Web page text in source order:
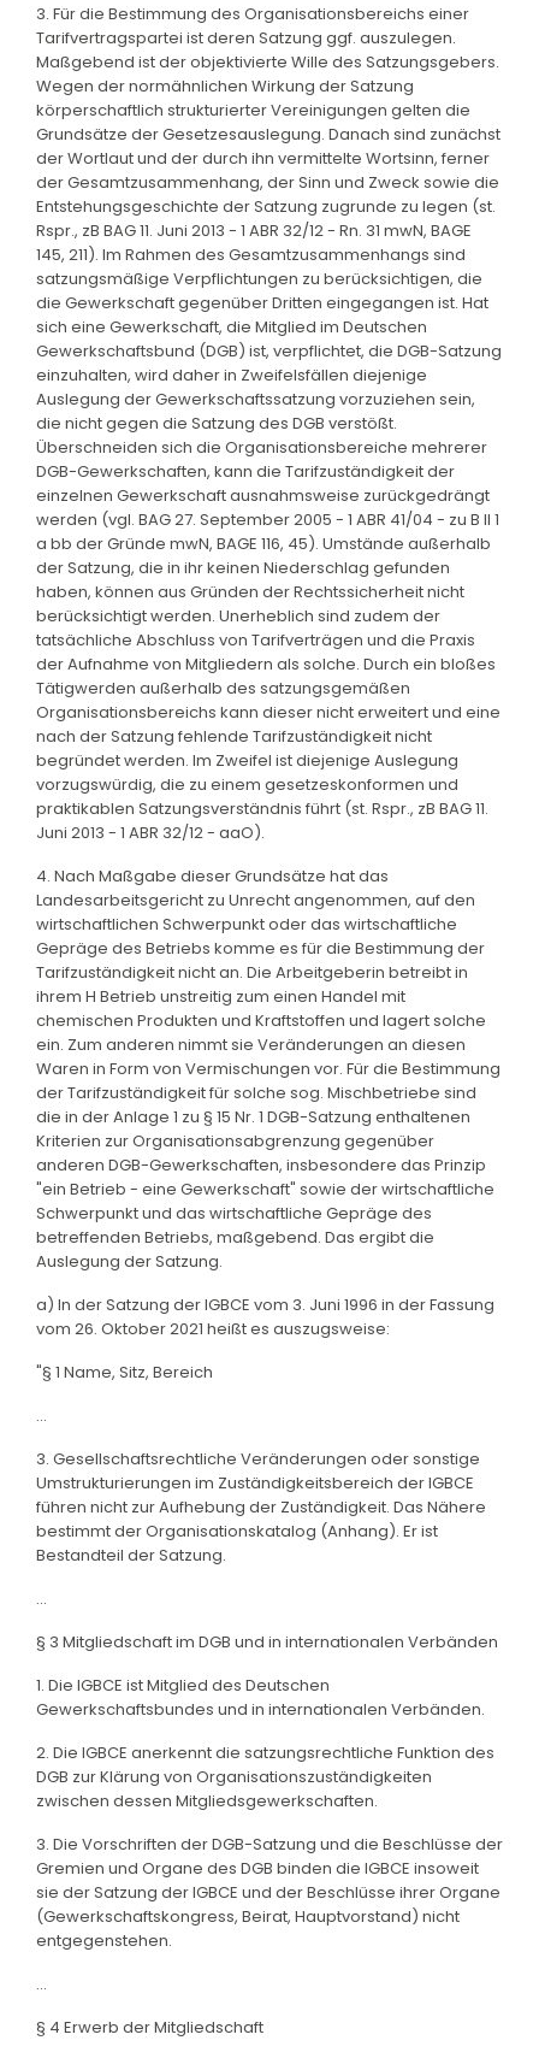
3. Für die Bestimmung des Organisationsbereichs einer
Tarifvertragspartei ist deren Satzung ggf. auszulegen.
Maßgebend ist der objektivierte Wille des Satzungsgebers.
Wegen der normähnlichen Wirkung der Satzung
körperschaftlich strukturierter Vereinigungen gelten die
Grundsätze der Gesetzesauslegung. Danach sind zunächst
der Wortlaut und der durch ihn vermittelte Wortsinn, ferner
der Gesamtzusammenhang, der Sinn und Zweck sowie die
Entstehungsgeschichte der Satzung zugrunde zu legen (st.
Rspr., zB BAG 11. Juni 2013 - 1 ABR 32/12 - Rn. 31 mwN, BAGE
145, 211). Im Rahmen des Gesamtzusammenhangs sind
satzungsmäßige Verpflichtungen zu berücksichtigen, die
die Gewerkschaft gegenüber Dritten eingegangen ist. Hat
sich eine Gewerkschaft, die Mitglied im Deutschen
Gewerkschaftsbund (DGB) ist, verpflichtet, die DGB-Satzung
einzuhalten, wird daher in Zweifelsfällen diejenige
Auslegung der Gewerkschaftssatzung vorzuziehen sein,
die nicht gegen die Satzung des DGB verstößt.
Überschneiden sich die Organisationsbereiche mehrerer
DGB-Gewerkschaften, kann die Tarifzuständigkeit der
einzelnen Gewerkschaft ausnahmsweise zurückgedrängt
werden (vgl. BAG 27. September 2005 - 1 ABR 41/04 - zu B II 1
a bb der Gründe mwN, BAGE 116, 45). Umstände außerhalb
der Satzung, die in ihr keinen Niederschlag gefunden
haben, können aus Gründen der Rechtssicherheit nicht
berücksichtigt werden. Unerheblich sind zudem der
tatsächliche Abschluss von Tarifverträgen und die Praxis
der Aufnahme von Mitgliedern als solche. Durch ein bloßes
Tätigwerden außerhalb des satzungsgemäßen
Organisationsbereichs kann dieser nicht erweitert und eine
nach der Satzung fehlende Tarifzuständigkeit nicht
begründet werden. Im Zweifel ist diejenige Auslegung
vorzugswürdig, die zu einem gesetzeskonformen und
praktikablen Satzungsverständnis führt (st. Rspr., zB BAG 11.
Juni 2013 - 1 ABR 32/12 - aaO).
4. Nach Maßgabe dieser Grundsätze hat das
Landesarbeitsgericht zu Unrecht angenommen, auf den
wirtschaftlichen Schwerpunkt oder das wirtschaftliche
Gepräge des Betriebs komme es für die Bestimmung der
Tarifzuständigkeit nicht an. Die Arbeitgeberin betreibt in
ihrem H Betrieb unstreitig zum einen Handel mit
chemischen Produkten und Kraftstoffen und lagert solche
ein. Zum anderen nimmt sie Veränderungen an diesen
Waren in Form von Vermischungen vor. Für die Bestimmung
der Tarifzuständigkeit für solche sog. Mischbetriebe sind
die in der Anlage 1 zu § 15 Nr. 1 DGB-Satzung enthaltenen
Kriterien zur Organisationsabgrenzung gegenüber
anderen DGB-Gewerkschaften, insbesondere das Prinzip
"ein Betrieb - eine Gewerkschaft" sowie der wirtschaftliche
Schwerpunkt und das wirtschaftliche Gepräge des
betreffenden Betriebs, maßgebend. Das ergibt die
Auslegung der Satzung.
a) In der Satzung der IGBCE vom 3. Juni 1996 in der Fassung
vom 26. Oktober 2021 heißt es auszugsweise:
"§ 1 Name, Sitz, Bereich
...
3. Gesellschaftsrechtliche Veränderungen oder sonstige
Umstrukturierungen im Zuständigkeitsbereich der IGBCE
führen nicht zur Aufhebung der Zuständigkeit. Das Nähere
bestimmt der Organisationskatalog (Anhang). Er ist
Bestandteil der Satzung.
...
§ 3 Mitgliedschaft im DGB und in internationalen Verbänden
1. Die IGBCE ist Mitglied des Deutschen
Gewerkschaftsbundes und in internationalen Verbänden.
2. Die IGBCE anerkennt die satzungsrechtliche Funktion des
DGB zur Klärung von Organisationszuständigkeiten
zwischen dessen Mitgliedsgewerkschaften.
3. Die Vorschriften der DGB-Satzung und die Beschlüsse der
Gremien und Organe des DGB binden die IGBCE insoweit
sie der Satzung der IGBCE und der Beschlüsse ihrer Organe
(Gewerkschaftskongress, Beirat, Hauptvorstand) nicht
entgegenstehen.
...
§ 4 Erwerb der Mitgliedschaft